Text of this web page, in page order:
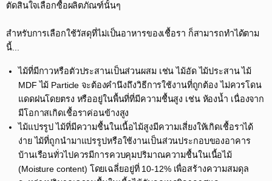
ตัดสินใจเลือกซื้อผลิตภัณฑ์นั้นๆ​
สำหรับการเลือกใช้วัสดุที่ไม่เป็นอาหารของเชื้อรา ก็สามารถทำได้ตาม
นี้...​
ไม้ที่มีกาวหรือตัวประสานเป็นส่วนผสม เช่น ไม้อัด ไม้ประสาน ไม้
MDF ไม้ Particle จะต้องคำนึงถึงวิธีการใช้งานที่ถูกต้อง ไม่ควรโดน
แดดฝนโดยตรง หรืออยู่ในพื้นที่ที่มีความชื้นสูง เช่น ห้องน้ำ เนื่องจาก
มีโอกาสเกิดเชื้อราค่อนข้างสูง​
ไม้แปรรูป ไม้ที่มีความชื้นในเนื้อไม้สูงมีความเสี่ยงให้เกิดเชื้อราได้
ง่าย ไม้ที่ถูกนำมาแปรรูปหรือใช้งานเป็นส่วนประกอบของอาคาร
บ้านเรือนทั่วไปควรมีการควบคุมปริมาณความชื้นในเนื้อไม้
(Moisture content) โดยเฉลี่ยอยู่ที่ 10-12% เพื่อสร้างความสมดุล